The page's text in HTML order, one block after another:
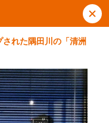
された隅田川の「清洲